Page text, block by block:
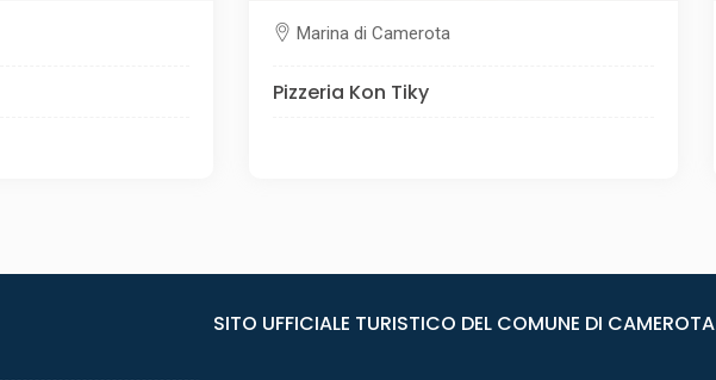
Marina di Camerota
Pizzeria Kon Tiky
SITO UFFICIALE TURISTICO DEL COMUNE DI CAMEROTA